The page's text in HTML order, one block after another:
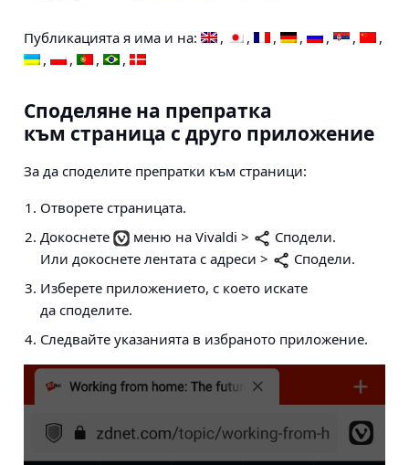
Публикацията я има и на:
Споделяне на препратка
към страница с друго приложение
За да споделите препратки към страници:
Отворете страницата.
Докоснете
меню на Vivaldi > Сподели.
Или докоснете лентата с адреси > Сподели.
Изберете приложението, с което искате
да споделите.
Следвайте указанията в избраното приложение.